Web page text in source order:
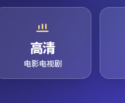
高清
电影电视剧